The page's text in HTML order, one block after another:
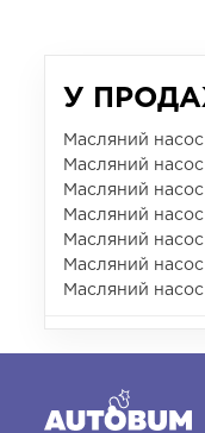
У
Масляний
Масляний
Масляний насос
Масляний
Масляний
Масляний
Масляний